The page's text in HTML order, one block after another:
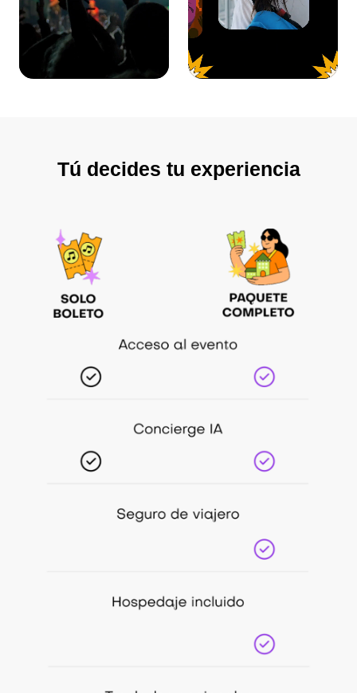
Tú decides tu experiencia